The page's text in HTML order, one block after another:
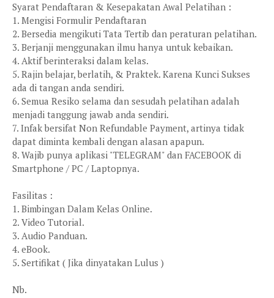
Syarat Pendaftaran & Kesepakatan Awal Pelatihan :
1. Mengisi Formulir Pendaftaran
2. Bersedia mengikuti Tata Tertib dan peraturan pelatihan.
3. Berjanji menggunakan ilmu hanya untuk kebaikan.
4. Aktif berinteraksi dalam kelas.
5. Rajin belajar, berlatih, & Praktek. Karena Kunci Sukses
ada di tangan anda sendiri.
6. Semua Resiko selama dan sesudah pelatihan adalah
menjadi tanggung jawab anda sendiri.
7. Infak bersifat Non Refundable Payment, artinya tidak
dapat diminta kembali dengan alasan apapun.
8. Wajib punya aplikasi "TELEGRAM" dan FACEBOOK di
Smartphone / PC / Laptopnya.
Fasilitas :
1. Bimbingan Dalam Kelas Online.
2. Video Tutorial.
3. Audio Panduan.
4. eBook.
5. Sertifikat ( Jika dinyatakan Lulus )
Nb.